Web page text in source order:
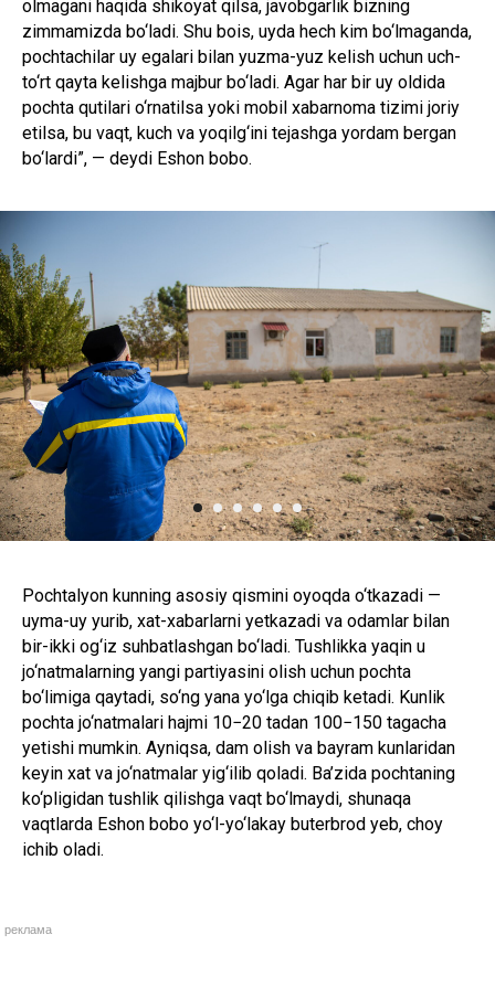
olmagani haqida shikoyat qilsa, javobgarlik bizning
zimmamizda bo‘ladi. Shu bois, uyda hech kim bo‘lmaganda,
pochtachilar uy egalari bilan yuzma-yuz kelish uchun uch-
to‘rt qayta kelishga majbur bo‘ladi. Agar har bir uy oldida
pochta qutilari o‘rnatilsa yoki mobil xabarnoma tizimi joriy
etilsa, bu vaqt, kuch va yoqilg‘ini tejashga yordam bergan
bo‘lardi”, — deydi Eshon bobo.
Pochtalyon kunning asosiy qismini oyoqda o‘tkazadi —
uyma-uy yurib, xat-xabarlarni yetkazadi va odamlar bilan
bir-ikki og‘iz suhbatlashgan bo‘ladi. Tushlikka yaqin u
jo‘natmalarning yangi partiyasini olish uchun pochta
bo‘limiga qaytadi, so‘ng yana yo‘lga chiqib ketadi. Kunlik
pochta jo‘natmalari hajmi 10−20 tadan 100−150 tagacha
yetishi mumkin. Ayniqsa, dam olish va bayram kunlaridan
keyin xat va jo‘natmalar yig‘ilib qoladi. Ba’zida pochtaning
ko‘pligidan tushlik qilishga vaqt bo‘lmaydi, shunaqa
vaqtlarda Eshon bobo yo‘l-yo‘lakay buterbrod yeb, choy
ichib oladi.
реклама